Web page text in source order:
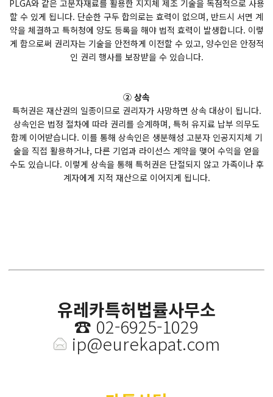
PLGA와 같은 고분자재료를 활용한 지지체 제조 기술을 독점적으로 사용
할 수 있게 됩니다. 단순한 구두 합의로는 효력이 없으며, 반드시 서면 계
약을 체결하고 특허청에 양도 등록을 해야 법적 효력이 발생합니다. 이렇
게 함으로써 권리자는 기술을 안전하게 이전할 수 있고, 양수인은 안정적
인 권리 행사를 보장받을 수 있습니다.
② 상속
특허권은 재산권의 일종이므로 권리자가 사망하면 상속 대상이 됩니다.
상속인은 법정 절차에 따라 권리를 승계하며, 특허 유지료 납부 의무도
함께 이어받습니다. 이를 통해 상속인은 생분해성 고분자 인공지지체 기
술을 직접 활용하거나, 다른 기업과 라이선스 계약을 맺어 수익을 얻을
수도 있습니다. 이렇게 상속을 통해 특허권은 단절되지 않고 가족이나 후
계자에게 지적 재산으로 이어지게 됩니다.
유레카특허법률사무소
☎️ 02-6925-1029
ip@eurekapat.com